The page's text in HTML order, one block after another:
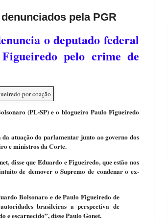
pela PGR
o deputado federal
pelo crime de
(PL-SP) e o blogueiro Paulo Figueiredo
atuação do parlamentar junto ao governo dos
e ministros da Corte.
disse que Eduardo e Figueiredo, que estão nos
de demover o Supremo de condenar o ex-
Bolsonaro e de Paulo Figueiredo de
brasileiras a perspectiva de
e escarnecido”, disse Paulo Gonet.